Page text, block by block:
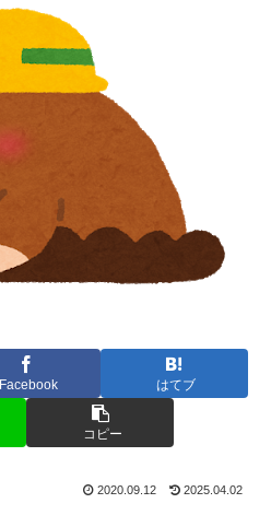
Facebook はてブ
コピー
2020.09.12 2025.04.02